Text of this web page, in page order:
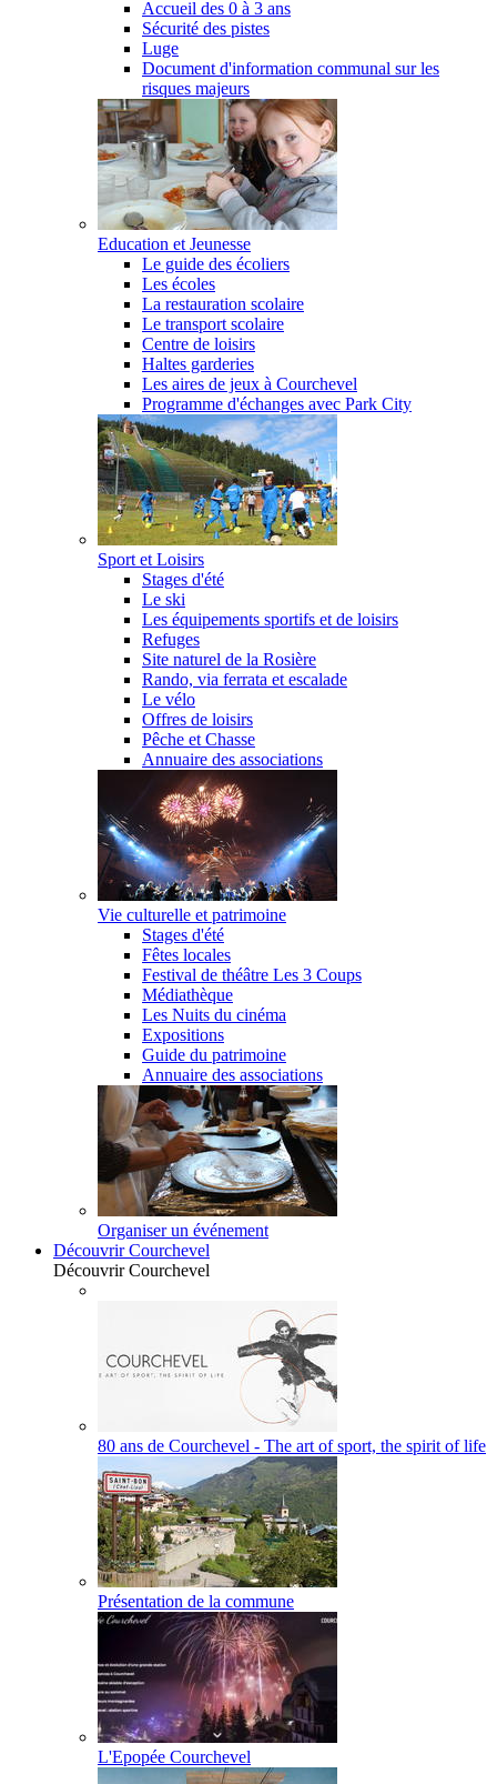
Accueil des 0 à 3 ans
Sécurité des pistes
Luge
Document d'information communal sur les
risques majeurs
Education et Jeunesse
Le guide des écoliers
Les écoles
La restauration scolaire
Le transport scolaire
Centre de loisirs
Haltes garderies
Les aires de jeux à Courchevel
Programme d'échanges avec Park City
Sport et Loisirs
Stages d'été
Le ski
Les équipements sportifs et de loisirs
Refuges
Site naturel de la Rosière
Rando, via ferrata et escalade
Le vélo
Offres de loisirs
Pêche et Chasse
Annuaire des associations
Vie culturelle et patrimoine
Stages d'été
Fêtes locales
Festival de théâtre Les 3 Coups
Médiathèque
Les Nuits du cinéma
Expositions
Guide du patrimoine
Annuaire des associations
Organiser un événement
Découvrir Courchevel
Découvrir Courchevel
80 ans de Courchevel - The art of sport, the spirit of life
Présentation de la commune
L'Epopée Courchevel